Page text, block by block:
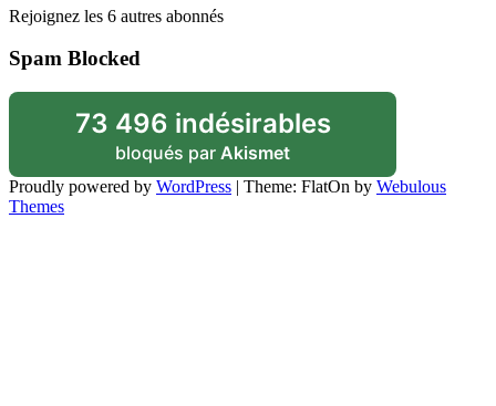
Rejoignez les 6 autres abonnés
Spam Blocked
73 496 indésirables
bloqués par Akismet
Proudly powered by WordPress | Theme: FlatOn by Webulous
Themes